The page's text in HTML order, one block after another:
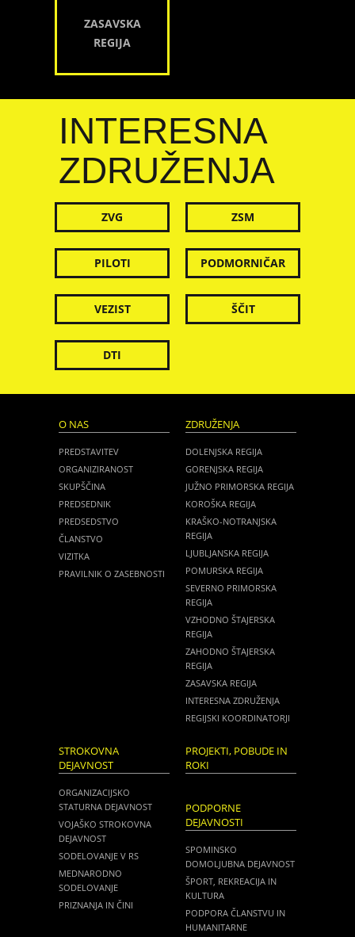
ZASAVSKA
REGIJA
INTERESNA
ZDRUŽENJA
ZVG ZSM
PILOTI PODMORNIČAR
VEZIST ŠČIT
DTI
O NAS
PREDSTAVITEV
ORGANIZIRANOST
SKUPŠČINA
PREDSEDNIK
PREDSEDSTVO
ČLANSTVO
VIZITKA
PRAVILNIK O ZASEBNOSTI
ZDRUŽENJA
DOLENJSKA REGIJA
GORENJSKA REGIJA
JUŽNO PRIMORSKA REGIJA
KOROŠKA REGIJA
KRAŠKO-NOTRANJSKA
REGIJA
LJUBLJANSKA REGIJA
POMURSKA REGIJA
SEVERNO PRIMORSKA
REGIJA
VZHODNO ŠTAJERSKA
REGIJA
ZAHODNO ŠTAJERSKA
REGIJA
ZASAVSKA REGIJA
INTERESNA ZDRUŽENJA
REGIJSKI KOORDINATORJI
STROKOVNA
DEJAVNOST
ORGANIZACIJSKO
STATURNA DEJAVNOST
VOJAŠKO STROKOVNA
DEJAVNOST
SODELOVANJE V RS
MEDNARODNO
SODELOVANJE
PRIZNANJA IN ČINI
PROJEKTI, POBUDE IN
ROKI
PODPORNE
DEJAVNOSTI
SPOMINSKO
DOMOLJUBNA DEJAVNOST
ŠPORT, REKREACIJA IN
KULTURA
PODPORA ČLANSTVU IN
HUMANITARNE